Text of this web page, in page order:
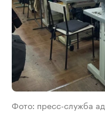
Фото: пресс-служба